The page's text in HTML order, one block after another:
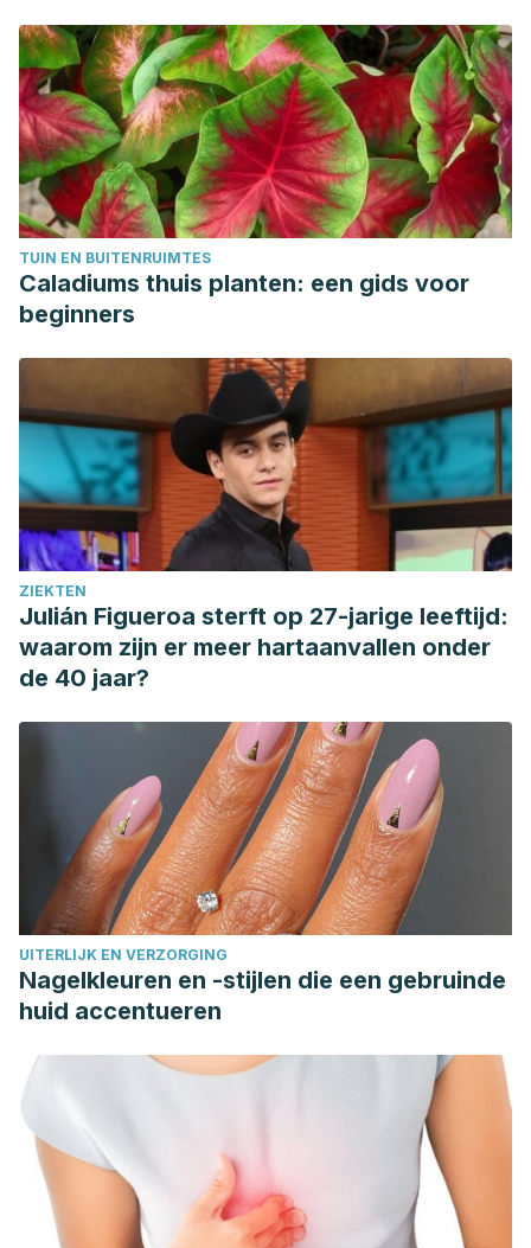
(2018). In vivo Antibacterial and Wound Healing Activities of
Roman Chamomile (Chamaemelum nobile).Infectious
Disorders – Drug Targets, 18(1), 41–45. Available at:
https://doi.org/10.2174/1871526516666161230123133.
Accessed 29/04/2020.
Mayo Clinic (2019). ¿Se puede evitar tener las uñas
partidas? Available at:https://www.mayoclinic.org/es-
es/healthy-lifestyle/adult-health/expert-answers/split-
fingernails/faq-20058182
. Accessed 29/04/2020.
https://medlineplus.gov/spanish/druginfo/natural/843.html
Accessed 29/04/2020.
MedlinePlus (2019). Vitamina C. Available at:
https://medlineplus.gov/spanish/ency/article/002404.htm
Accessed 29/04/2020.
Puertas-Mejía, M. A., Zuleta-Montoya, J. F., & Rivera-
Echeverry, F. (2012). Capacidad antioxidante in vitro de
comfrey (Symphytum officinale L.).
plantas medicinales
(1), 30-36. Available at:
http://scielo.sld.cu/scielo.php?pid=S1028-
Accessed 29/04/2020.
Szyszkowska, B., Łepecka-Klusek, C., Kozłowicz, K.,
Jazienicka, I., & Krasowska, D. (2014). The influence of
selected ingredients of dietary supplements on skin
condition.Advances in Dermatology and Allergology
174–181. Available at:
https://doi.org/10.5114/pdia.2014.40919. Accessed
29/04/2020.
Thiele, J. J., & Ekanayake-Mudiyanselage, S. (2007).
considerations for its use in dermatology.
Molecular
, 28(5–6), 646–667. Available at:
. Accessed
29/04/2020.
TUIN EN BUITENRUIMTES
Caladiums thuis planten: een gids voor
beginners
ZIEKTEN
Julián Figueroa sterft op 27-jarige leeftijd:
waarom zijn er meer hartaanvallen onder
de 40 jaar?
UITERLIJK EN VERZORGING
Nagelkleuren en -stijlen die een gebruinde
huid accentueren